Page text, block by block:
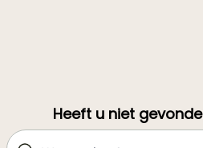
Heeft u niet